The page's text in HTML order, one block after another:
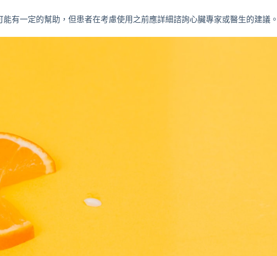
有一定的幫助，但患者在考慮使用之前應詳細諮詢心臟專家或醫生的建議。